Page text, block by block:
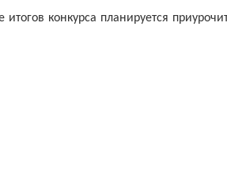
итогов конкурса планируется